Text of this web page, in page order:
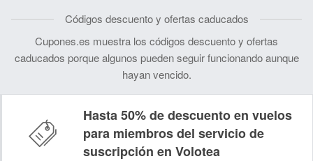
Códigos descuento y ofertas caducados
Cupones.es muestra los códigos descuento y ofertas
caducados porque algunos pueden seguir funcionando aunque
hayan vencido.
Hasta 50% de descuento en vuelos
para miembros del servicio de
suscripción en Volotea